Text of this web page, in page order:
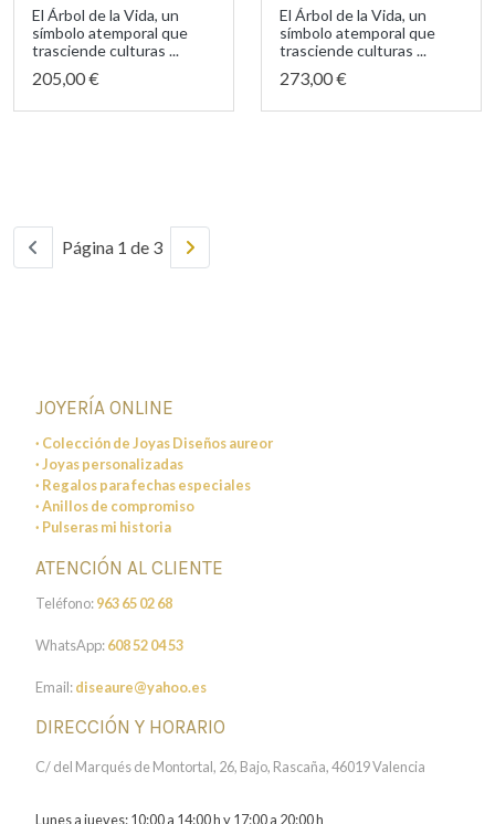
El Árbol de la Vida, un
símbolo atemporal que
trasciende culturas ...
205,00 €
El Árbol de la Vida, un
símbolo atemporal que
trasciende culturas ...
273,00 €
Página 1 de 3
JOYERÍA ONLINE
· Colección de Joyas Diseños aureor
· Joyas personalizadas
· Regalos para fechas especiales
· Anillos de compromiso
· Pulseras mi historia
ATENCIÓN AL CLIENTE
Teléfono:963 65 02 68
WhatsApp:608 52 04 53
Email:diseaure@yahoo.es
DIRECCIÓN Y HORARIO
C/ del Marqués de Montortal, 26, Bajo, Rascaña, 46019 Valencia
Lunes a jueves: 10:00 a 14:00 h y 17:00 a 20:00 h